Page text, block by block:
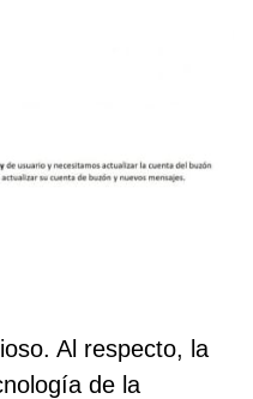
Al respecto, la
de la